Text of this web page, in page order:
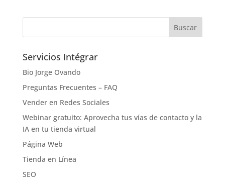
Servicios Intégrar
Bio Jorge Ovando
Preguntas Frecuentes – FAQ
Vender en Redes Sociales
Webinar gratuito: Aprovecha tus vías de contacto y la
IA en tu tienda virtual
Página Web
Tienda en Línea
SEO